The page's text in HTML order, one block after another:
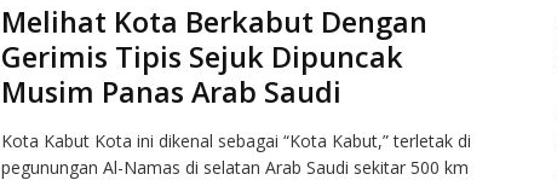
Melihat Kota Berkabut Dengan
Gerimis Tipis Sejuk Dipuncak
Musim Panas Arab Saudi
Kota Kabut Kota ini dikenal sebagai “Kota Kabut,” terletak di
pegunungan Al-Namas di selatan Arab Saudi sekitar 500 km